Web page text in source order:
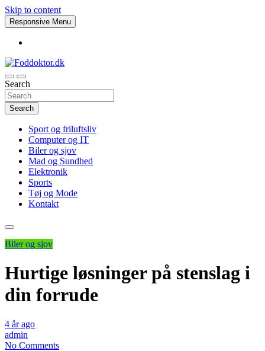
Skip to content
Responsive Menu
Foddoktor.dk
Search
Search
Sport og friluftsliv
Computer og IT
Biler og sjov
Mad og Sundhed
Elektronik
Sports
Tøj og Mode
Kontakt
Biler og sjov
Hurtige løsninger på stenslag i
din forrude
4 år ago
admin
No Comments